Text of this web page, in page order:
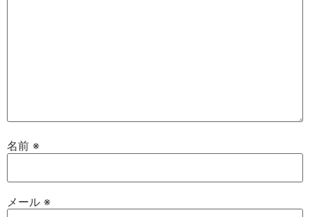
名前 ※
メール ※